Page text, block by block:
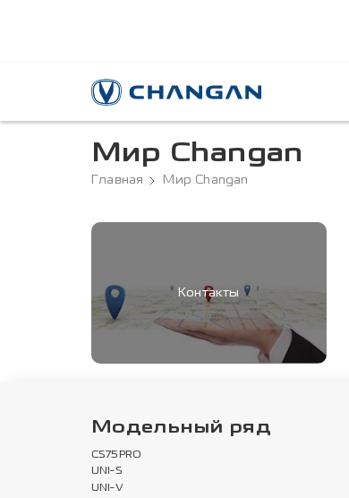
Мир Changan
Главная Мир Changan
Контакты
Модельный ряд
CS75PRO
UNI-S
UNI-V